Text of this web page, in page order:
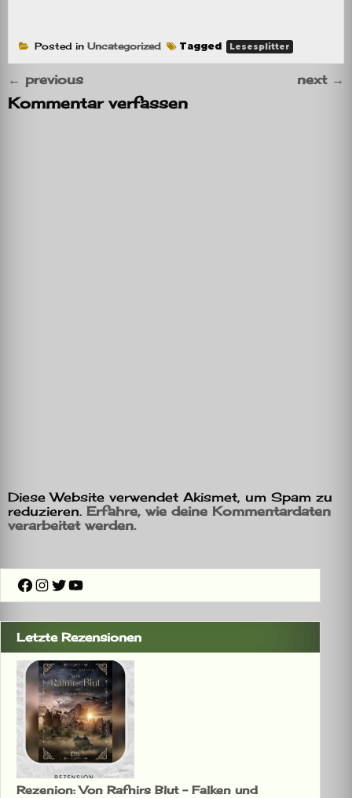
Posted in Uncategorized Tagged Lesesplitter
← previous next →
Kommentar verfassen
Diese Website verwendet Akismet, um Spam zu
reduzieren. Erfahre, wie deine Kommentardaten
verarbeitet werden.
Facebook
Instagram
Twitter
YouTube
Letzte Rezensionen
Rezenion: Von Rafnirs Blut – Falken und